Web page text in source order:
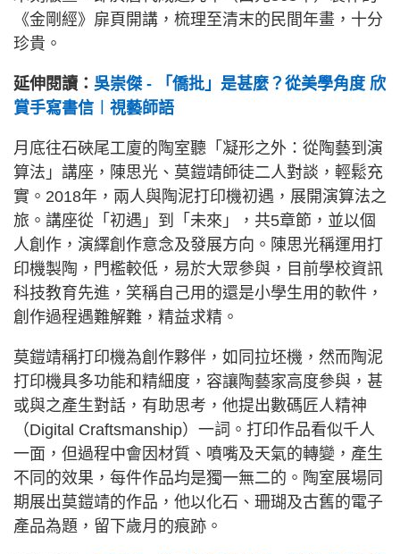
《金剛經》扉頁開講，梳理至清末的民間年畫，十分
珍貴。
延伸閱讀： 吳崇傑 - 「僑批」是甚麼？從美學角度 欣
賞手寫書信︱視藝師語
月底往石硤尾工廈的陶室聽「凝形之外：從陶藝到演
算法」講座，陳思光、莫鎧靖師徒二人對談，輕鬆充
實。2018年，兩人與陶泥打印機初遇，展開演算法之
旅。講座從「初遇」到「未來」，共5章節，並以個
人創作，演繹創作意念及發展方向。陳思光稱運用打
印機製陶，門檻較低，易於大眾參與，目前學校資訊
科技教育先進，笑稱自己用的還是小學生用的軟件，
創作過程遇難解難，精益求精。
莫鎧靖稱打印機為創作夥伴，如同拉坯機，然而陶泥
打印機具多功能和精細度，容讓陶藝家高度參與，甚
或與之產生對話，有助思考，他提出數碼匠人精神
（Digital Craftsmanship）一詞。打印作品看似千人
一面，但過程中會因材質、噴嘴及天氣的轉變，產生
不同的效果，每件作品均是獨一無二的。陶室展場同
期展出莫鎧靖的作品，他以化石、珊瑚及古舊的電子
產品為題，留下歲月的痕跡。